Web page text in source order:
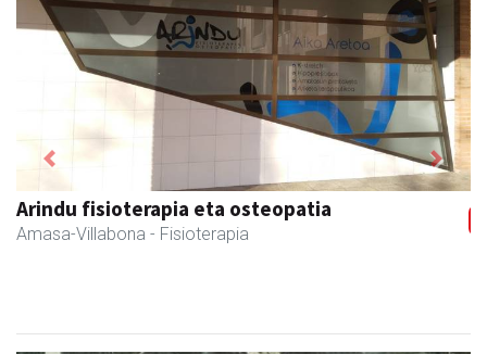
Arindu fisioterapia eta osteopatia
Amasa-Villabona - Fisioterapia
Previous Next